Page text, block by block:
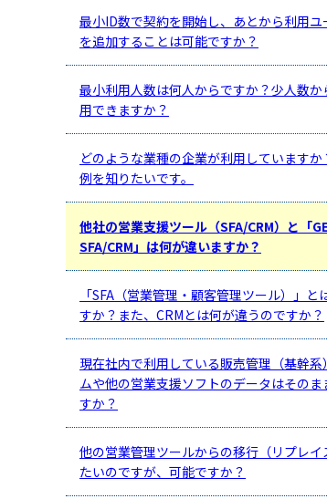
最小ID数で契約を開始し、あとから利用ユ
を追加することは可能ですか？
最小利用人数は何人からですか？少人数か
用できますか？
どのような業種の企業が利用していますか
例を知りたいです。
他社の営業支援ツール（SFA/CRM）と「
SFA/CRM」は何が違いますか？
「SFA（営業管理・顧客管理ツール）」と
すか？また、CRMとは何が違うのですか？
現在社内で利用している販売管理（基幹系
ムや他の営業支援ソフトのデータはそのま
すか？
他の営業管理ツールからの移行（リプレイ
たいのですが、可能ですか？